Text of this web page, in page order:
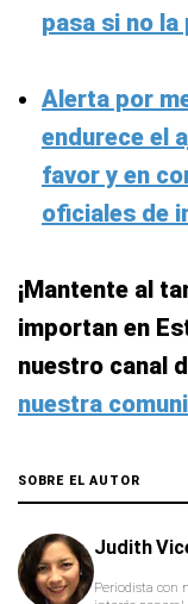
pasa si no
Alerta por
endurece el
favor y en
oficiales de
¡Mantente al
importan en
nuestro canal
nuestra
SOBRE EL AUTOR
Judith
Periodista con